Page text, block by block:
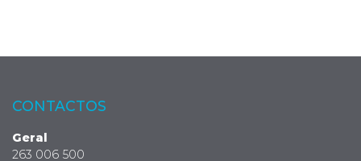
CONTACTOS
Geral
263 006 500